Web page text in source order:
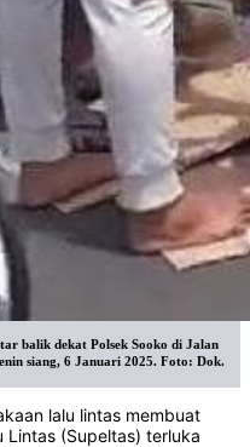
balik dekat Polsek Sooko di Jalan
siang, 6 Januari 2025. Foto: Dok.
lalu lintas membuat
Lintas (Supeltas) terluka